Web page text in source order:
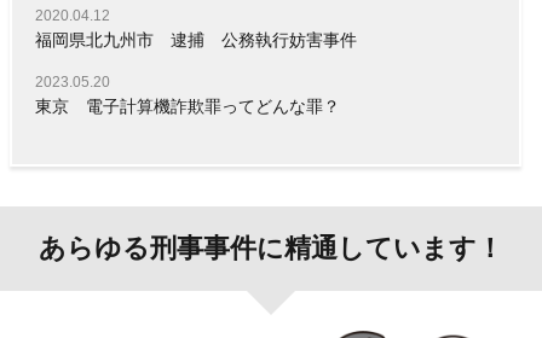
2020.04.12
福岡県北九州市 逮捕 公務執行妨害事件
2023.05.20
東京 電子計算機詐欺罪ってどんな罪？
あらゆる刑事事件に精通しています！